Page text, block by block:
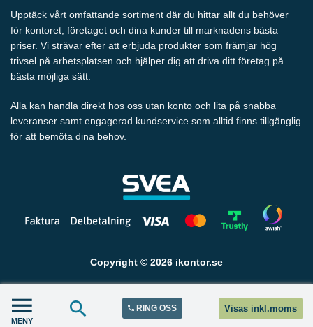
Upptäck vårt omfattande sortiment där du hittar allt du behöver
för kontoret, företaget och dina kunder till marknadens bästa
priser. Vi strävar efter att erbjuda produkter som främjar hög
trivsel på arbetsplatsen och hjälper dig att driva ditt företag på
bästa möjliga sätt.
Alla kan handla direkt hos oss utan konto och lita på snabba
leveranser samt engagerad kundservice som alltid finns tillgänglig
för att bemöta dina behov.
Copyright © 2026 ikontor.se
MENY
RING OSS Visas inkl.moms